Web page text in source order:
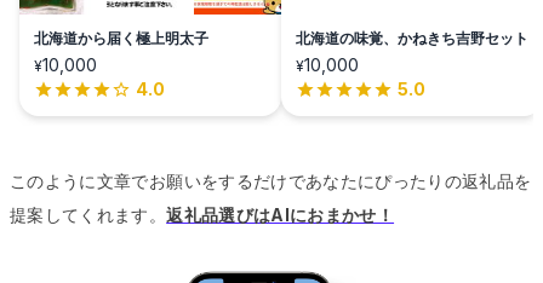
北海道から届く極上明太子
¥10,000
4.0
北海道の味覚、かねきち吉野セット
¥10,000
5.0
このように文章でお願いをするだけであなたにぴったりの返礼品を
提案してくれます。返礼品選びはAIにおまかせ！